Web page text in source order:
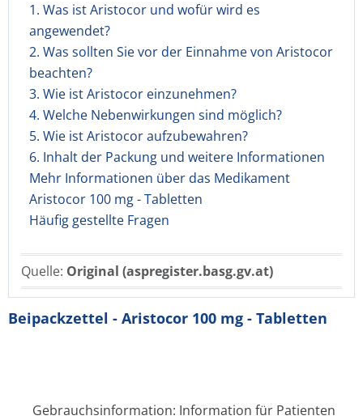
1. Was ist Aristocor und wofür wird es
angewendet?
2. Was sollten Sie vor der Einnahme von Aristocor
beachten?
3. Wie ist Aristocor einzunehmen?
4. Welche Nebenwirkungen sind möglich?
5. Wie ist Aristocor aufzubewahren?
6. Inhalt der Packung und weitere Informationen
Mehr Informationen über das Medikament
Aristocor 100 mg - Tabletten
Häufig gestellte Fragen
Quelle: Original (aspregister.basg.gv.at)
Beipackzettel - Aristocor 100 mg - Tabletten
Gebrauchsinformation: Information für Patienten